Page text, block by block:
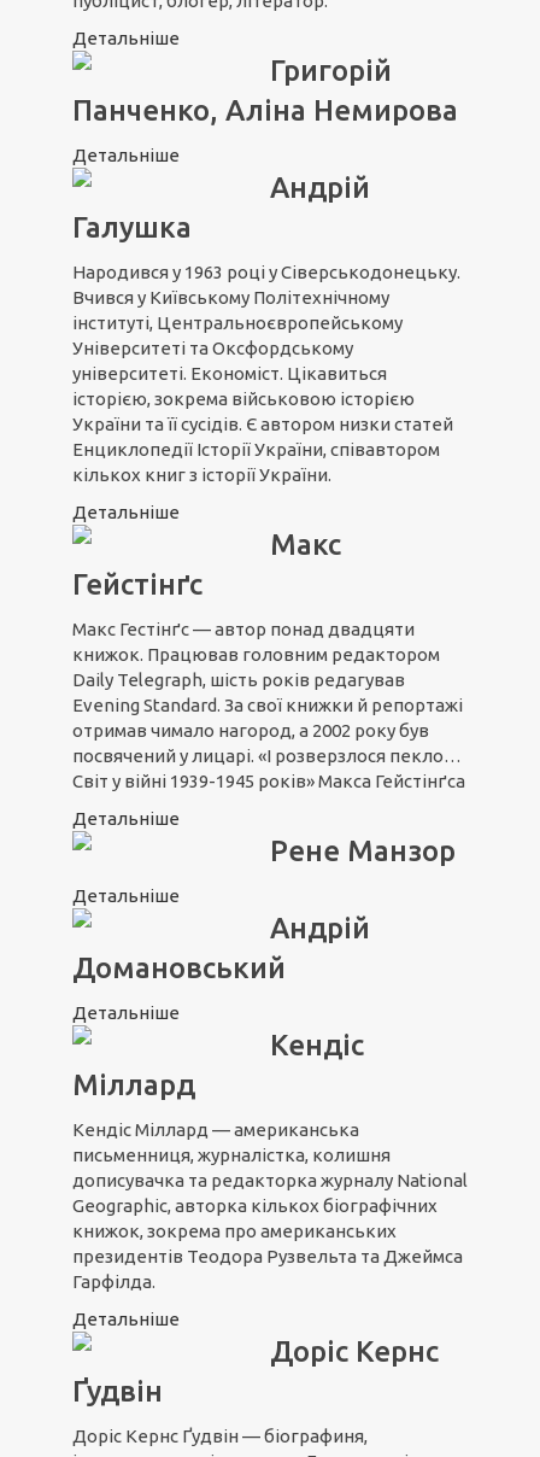
Детальніше
Григорій
Панченко, Аліна Немирова
Детальніше
Андрій
Галушка
Народився у 1963 році у Сіверськодонецьку.
Вчився у Київському Політехнічному
інституті, Центральноєвропейському
Університеті та Оксфордському
університеті. Економіст. Цікавиться
історією, зокрема військовою історією
України та її сусідів. Є автором низки статей
Енциклопедії Історії України, співавтором
кількох книг з історії України.
Детальніше
Макс
Гейстінґс
Макс Гестінґс — автор понад двадцяти
книжок. Працював головним редактором
Daily Telegraph, шість років редагував
Evening Standard. За свої книжки й репортажі
отримав чимало нагород, а 2002 року був
посвячений у лицарі. «І розверзлося пекло…
Світ у війні 1939-1945 років» Макса Гейстінґса
Детальніше
Рене Манзор
Детальніше
Андрій
Домановський
Детальніше
Кендіс
Міллард
Кендіс Міллард — американська
письменниця, журналістка, колишня
дописувачка та редакторка журналу National
Geographic, авторка кількох біографічних
книжок, зокрема про американських
президентів Теодора Рузвельта та Джеймса
Гарфілда.
Детальніше
Доріс Кернс
Ґудвін
Доріс Кернс Ґудвін — біографиня,